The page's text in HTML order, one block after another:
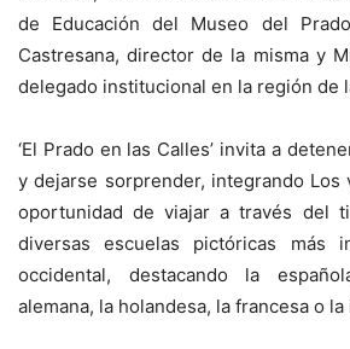
de Educación del Museo del
Castresana, director de la misma y
delegado institucional en la región de
‘El Prado en las Calles’ invita a
y dejarse sorprender, integrando Los
oportunidad de viajar a través del
diversas escuelas pictóricas más
occidental, destacando la
alemana, la holandesa, la francesa o la